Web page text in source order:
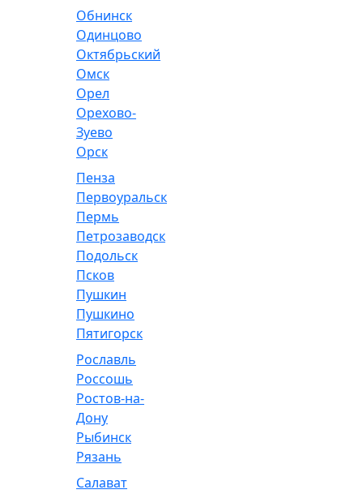
Обнинск
Одинцово
Октябрьский
Омск
Орел
Орехово-
Зуево
Орск
Пенза
Первоуральск
Пермь
Петрозаводск
Подольск
Псков
Пушкин
Пушкино
Пятигорск
Рославль
Россошь
Ростов-на-
Дону
Рыбинск
Рязань
Салават